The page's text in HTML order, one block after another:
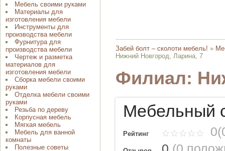
Забей болт – сколоти мебель! »
Нижний Новгород, Ларина, 7
Филиал:
Мебельный
Рейтинг
Мебель своими руками
Материалы для
изготовления мебели
Инструменты для
производства мебели
Фурнитура для
производства мебели
Чертеж и разметка
материалов для
изготовления мебели
Сборка мебели своими
руками
Отделка мебели своими
руками
Резьба по дереву
Корпусная мебель
Мягкая мебель
Мебель для ванной
комнаты
Полезные советы